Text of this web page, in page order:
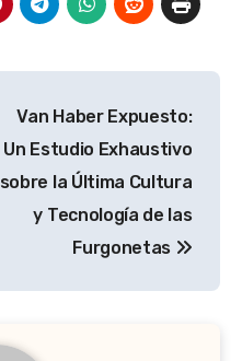
Van Haber Expuesto:
Un Estudio Exhaustivo
sobre la Última Cultura
y Tecnología de las
Furgonetas